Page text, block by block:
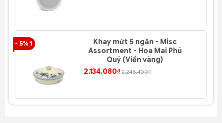
- 5% 1
Khay mứt 5 ngăn - Misc
Assortment - Hoa Mai Phú
Quý (Viền vàng)
2.134.080₫ 2.246.400₫